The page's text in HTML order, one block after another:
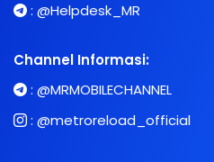
: @Helpdesk_MR
Channel Informasi:
: @MRMOBILECHANNEL
: @metroreload_official